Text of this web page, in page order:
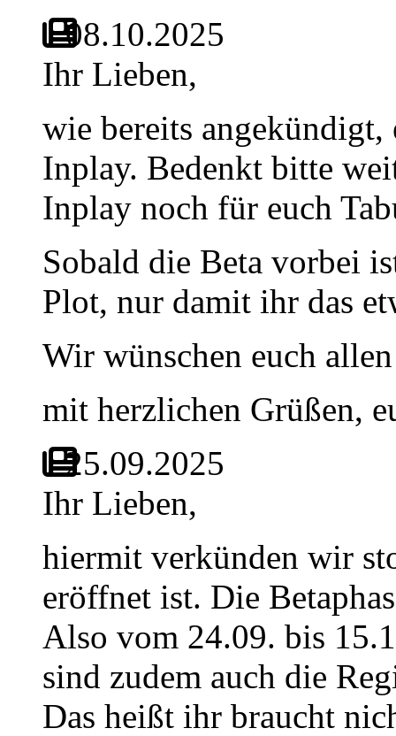
08.10.2025
Ihr Lieben,
wie bereits
Inplay. Bedenkt bitte
Inplay noch für euch
Sobald die Beta vorbei
Plot, nur damit ihr das
Wir wünschen euch
mit herzlichen Grüßen,
25.09.2025
Ihr Lieben,
hiermit verkünden wir
eröffnet ist. Die
Also vom 24.09. bis
sind zudem auch die
Das heißt ihr braucht